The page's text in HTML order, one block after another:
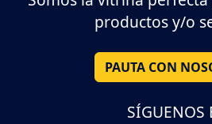
productos y/o
PAUTA CON
SÍGUENOS